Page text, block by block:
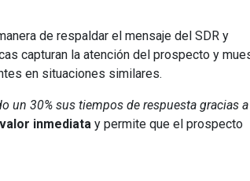
de respaldar el mensaje del SDR y
capturan la atención del prospecto y
en situaciones similares.
un 30% sus tiempos de respuesta gracias
inmediata y permite que el prospecto